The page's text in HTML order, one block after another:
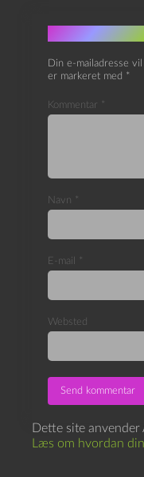
Skriv et
Din e-mailadresse
er markeret med *
Kommentar *
Navn *
E-mail *
Websted
Dette site anvender
Læs om hvordan